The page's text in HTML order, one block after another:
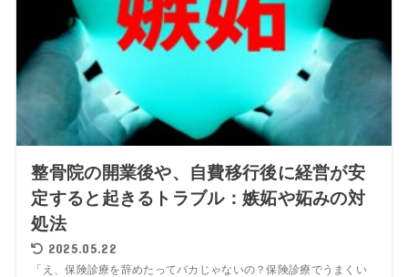
整骨院の開業後や、自費移行後に経営が安
定すると起きるトラブル：嫉妬や妬みの対
処法
2025.05.22
「え、保険診療を辞めたってバカじゃないの？保険診療でうまくい